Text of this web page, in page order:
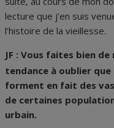
lecture que j’en suis
l’histoire de la vieillesse.
JF : Vous faites bien
tendance à oublier
forment en fait des
de certaines
urbain.